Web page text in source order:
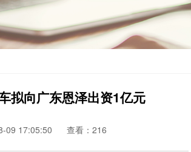
拟向广东恩泽出资1亿元
09 17:05:50 查看：216